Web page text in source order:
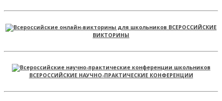
ВСЕРОССИЙСКИЕ
ВИКТОРИНЫ
ВСЕРОССИЙСКИЕ НАУЧНО-ПРАКТИЧЕСКИЕ КОНФЕРЕНЦИИ